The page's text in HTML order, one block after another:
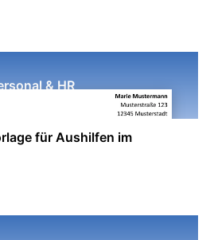
& HR
für Aushilfen im